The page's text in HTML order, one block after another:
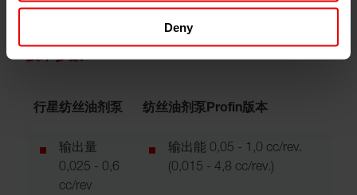
Deny
技术参数
行星纺丝油剂泵 纺丝油剂泵Profin版本
输出量
0,025 - 0,6
cc/rev
输出能 0,05 - 1,0 cc/rev.
(0,015 - 4,8 cc/rev.)